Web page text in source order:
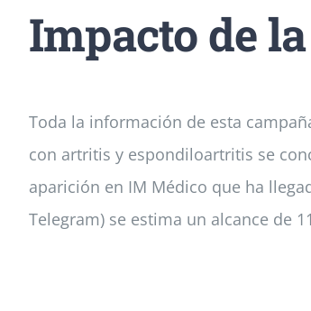
Impacto de
Toda la información de esta
con artritis y espondiloartritis se
aparición en IM Médico que ha
Telegram) se estima un alcance de